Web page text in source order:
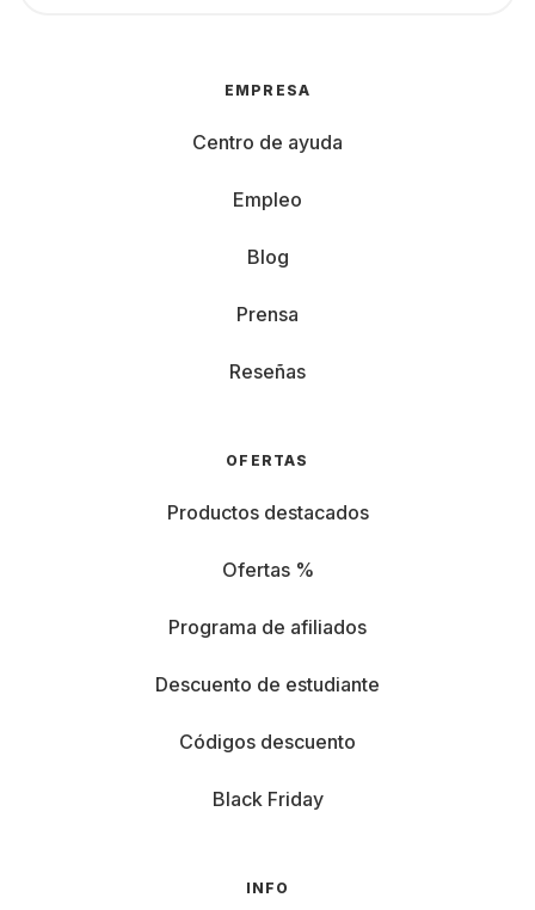
EMPRESA
Centro de ayuda
Empleo
Blog
Prensa
Reseñas
OFERTAS
Productos destacados
Ofertas %
Programa de afiliados
Descuento de estudiante
Códigos descuento
Black Friday
INFO